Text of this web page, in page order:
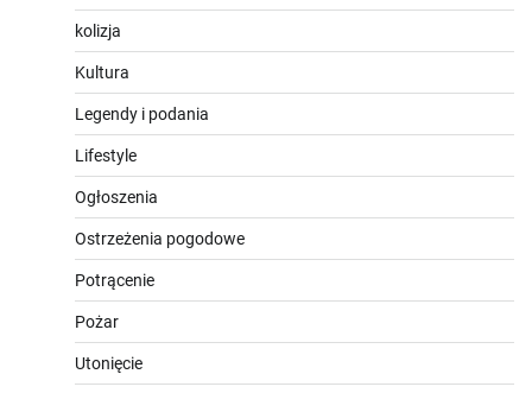
kolizja
Kultura
Legendy i podania
Lifestyle
Ogłoszenia
Ostrzeżenia pogodowe
Potrącenie
Pożar
Utonięcie